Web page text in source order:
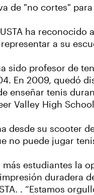
de "no cortes"
USTA ha
a su
sido profesor de
En 2009, quedó
enseñar tenis
Valley High
desde su scooter
no puede jugar
más estudiantes la
duradera
. “Estamos